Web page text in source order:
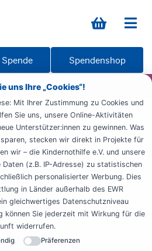
uns Ihre „Cookies“!
Mit Ihrer Zustimmung zu Cookies und
Sie uns, unsere Online-Aktivitäten
Unterstützer:innen zu gewinnen. Was
stecken wir direkt in Projekte für
wir – die Kindernothilfe e.V. und unsere
Daten (z.B. IP-Adresse) zu statistischen
personalisierter Werbung. Dies
in Länder außerhalb des EWR
gleichwertiges Datenschutzniveau
können Sie jederzeit mit Wirkung für die
widerrufen.
Präferenzen
Spende Spendenshop
Geld spenden
wirkt Patengeschichte
Aba
Patenkind